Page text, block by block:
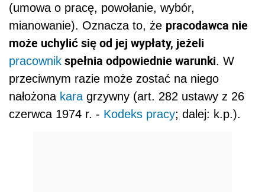
(umowa o pracę, powołanie, wybór,
mianowanie). Oznacza to, że pracodawca nie
może uchylić się od jej wypłaty, jeżeli
pracownik spełnia odpowiednie warunki. W
przeciwnym razie może zostać na niego
nałożona kara grzywny (art. 282 ustawy z 26
czerwca 1974 r. - Kodeks pracy; dalej: k.p.).